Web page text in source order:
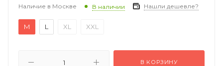
Наличие в Москве В наличии Нашли дешевле?
M L XL XXL
В КОРЗИНУ